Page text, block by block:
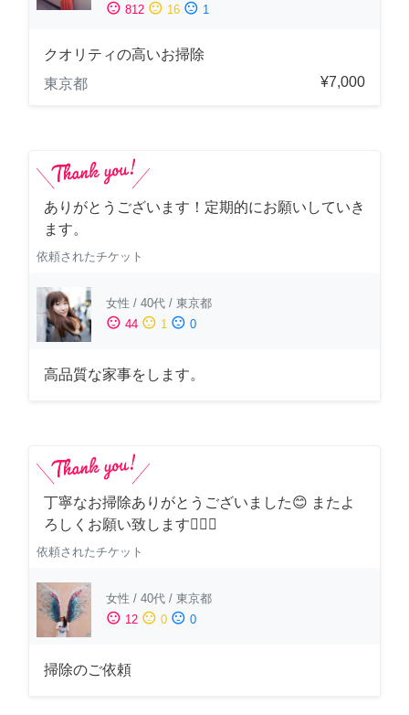
sentiment_satisfied 812 sentiment_neutral 16 sentiment_dissatisfied 1
クオリティの高いお掃除
東京都
¥7,000
ありがとうございます！定期的にお願いしていき
ます。
依頼されたチケット
女性 / 40代 / 東京都
sentiment_satisfied 44 sentiment_neutral 1 sentiment_dissatisfied 0
高品質な家事をします。
丁寧なお掃除ありがとうございました😊 またよ
ろしくお願い致します🙆‍♀️✨
依頼されたチケット
女性 / 40代 / 東京都
sentiment_satisfied 12 sentiment_neutral 0 sentiment_dissatisfied 0
掃除のご依頼